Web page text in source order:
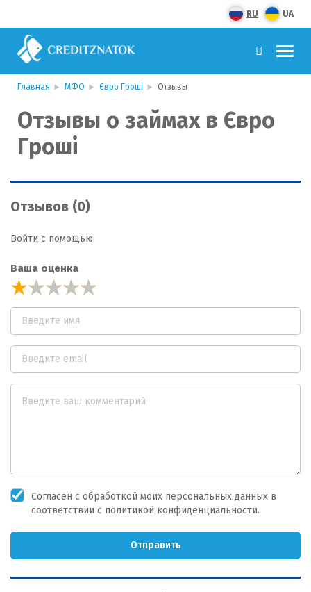
RU UA
Главная МФО Євро Гроші Отзывы
Отзывы о займах в Євро
Гроші
Отзывов (0)
Войти с помощью:
Ваша оценка
Согласен с обработкой моих персональных данных в
соответствии с политикой конфиденциальности.
Отправить